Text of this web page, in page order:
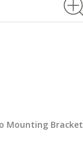
Mounting Bracket